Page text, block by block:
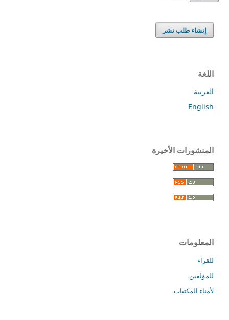
إنشاء طلب نشر
اللغة
العربية
English
المنشورات الأخيرة
المعلومات
للقراء
للمؤلفين
لأمناء المكتبات